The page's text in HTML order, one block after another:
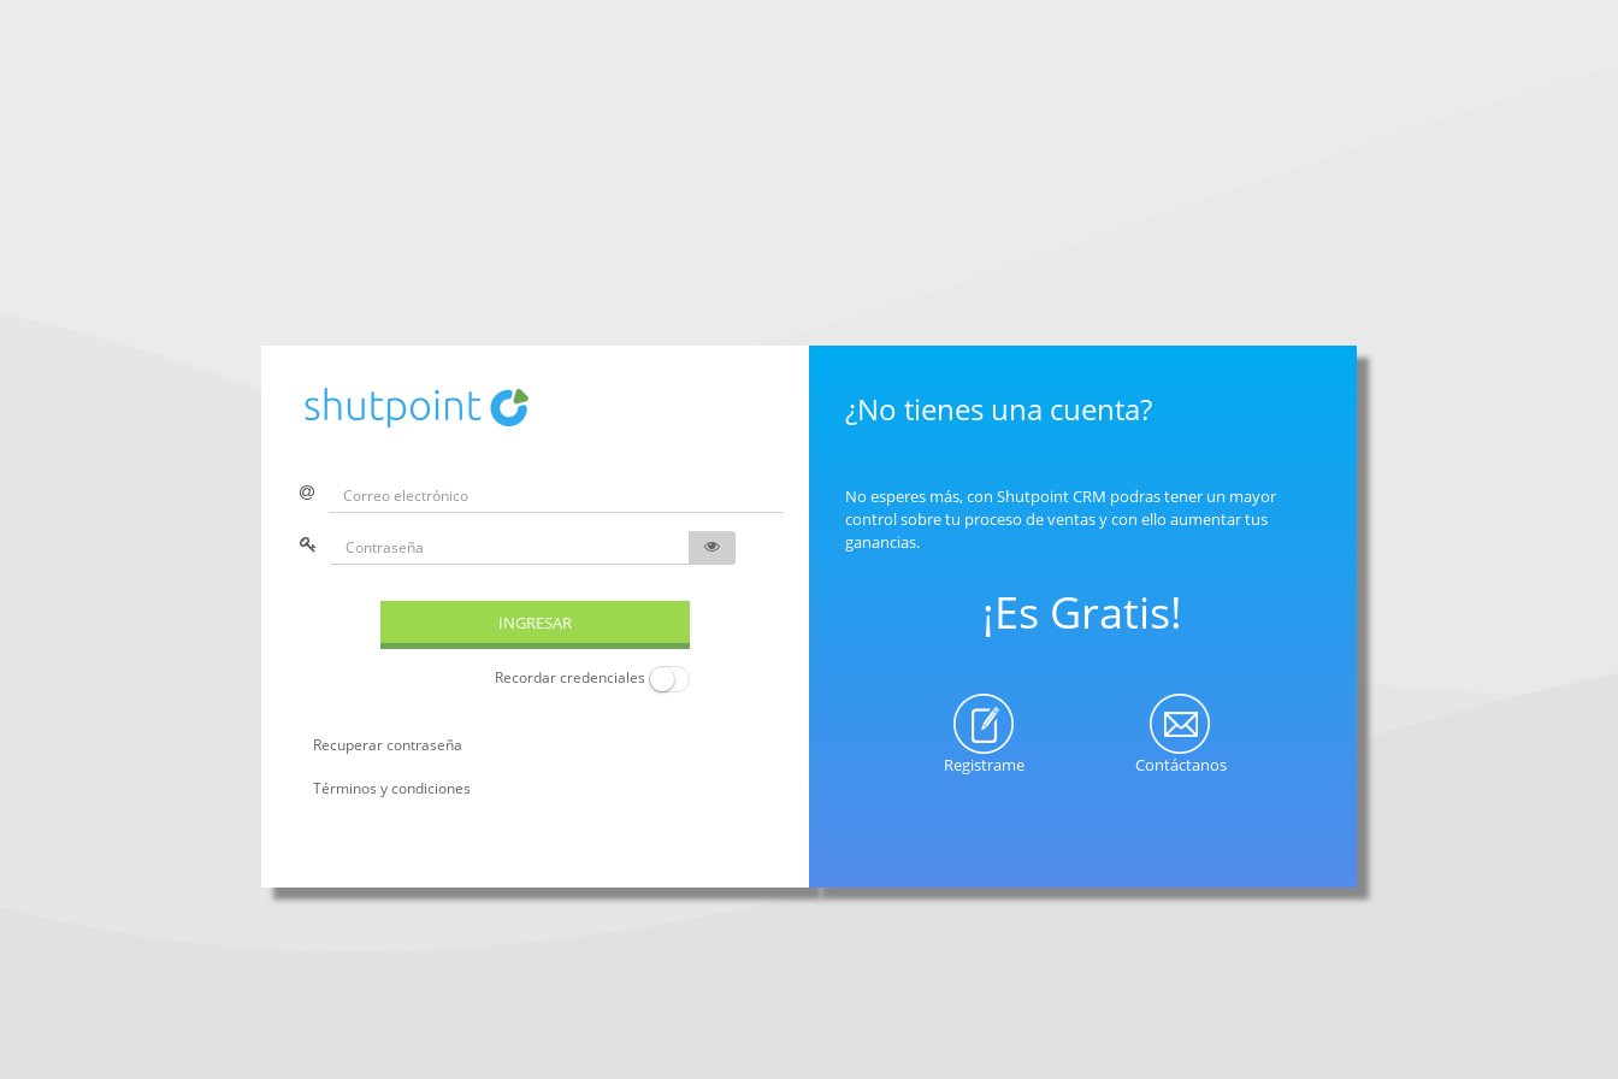
Recordar credenciales
Recuperar contraseña
Términos y condiciones
¿No tienes una cuenta?
No esperes más, con Shutpoint CRM podras tener un mayor
control sobre tu proceso de ventas y con ello aumentar tus
ganancias.
¡Es Gratis!
Registrame Contáctanos